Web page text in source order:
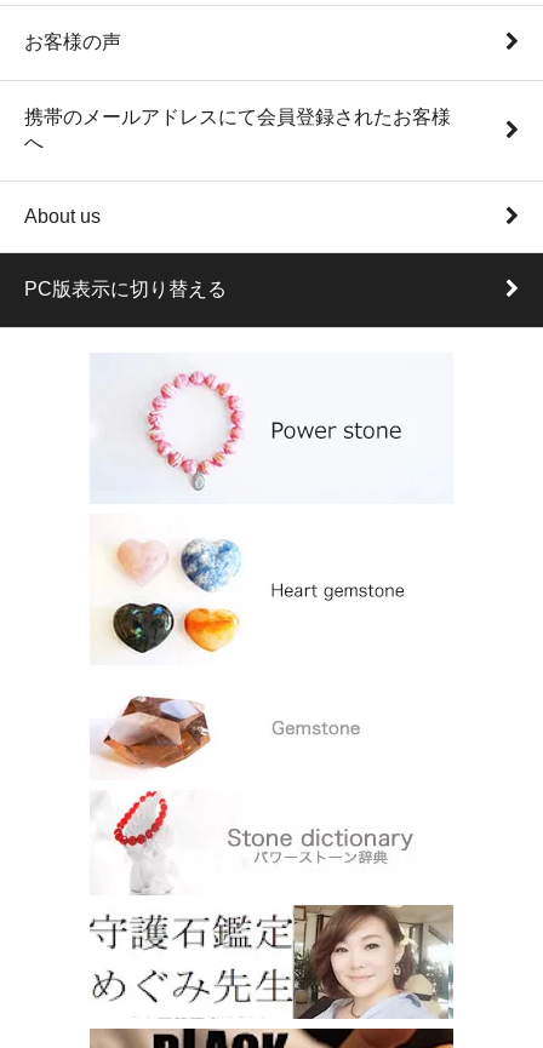
お客様の声
携帯のメールアドレスにて会員登録されたお客様
へ
About us
PC版表示に切り替える